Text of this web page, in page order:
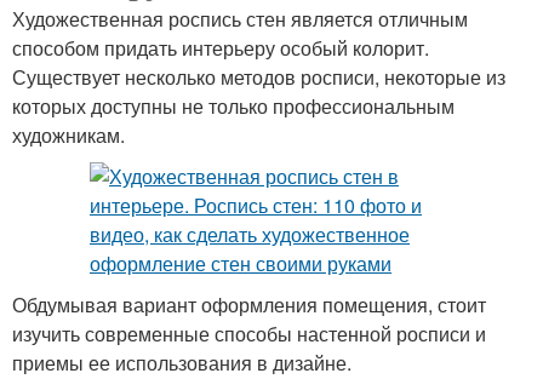
Художественная роспись стен является отличным
способом придать интерьеру особый колорит.
Существует несколько методов росписи, некоторые из
которых доступны не только профессиональным
художникам.
Обдумывая вариант оформления помещения, стоит
изучить современные способы настенной росписи и
приемы ее использования в дизайне.